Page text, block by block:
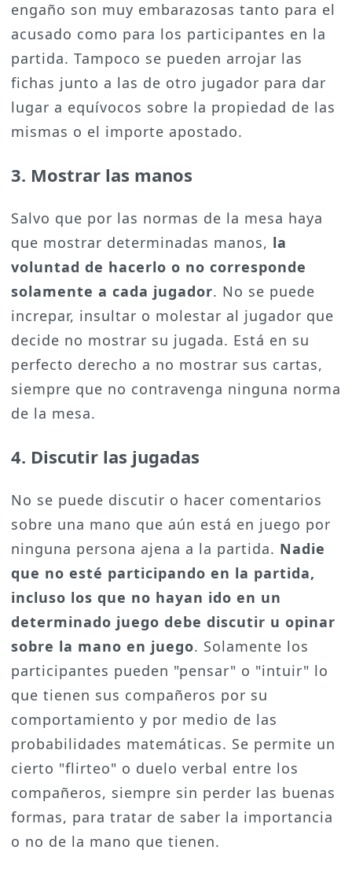
engaño son muy embarazosas tanto para el
acusado como para los participantes en la
partida. Tampoco se pueden arrojar las
fichas junto a las de otro jugador para dar
lugar a equívocos sobre la propiedad de las
mismas o el importe apostado.
3. Mostrar las manos
Salvo que por las normas de la mesa haya
que mostrar determinadas manos, la
voluntad de hacerlo o no corresponde
solamente a cada jugador. No se puede
increpar, insultar o molestar al jugador que
decide no mostrar su jugada. Está en su
perfecto derecho a no mostrar sus cartas,
siempre que no contravenga ninguna norma
de la mesa.
4. Discutir las jugadas
No se puede discutir o hacer comentarios
sobre una mano que aún está en juego por
ninguna persona ajena a la partida. Nadie
que no esté participando en la partida,
incluso los que no hayan ido en un
determinado juego debe discutir u opinar
sobre la mano en juego. Solamente los
participantes pueden "pensar" o "intuir" lo
que tienen sus compañeros por su
comportamiento y por medio de las
probabilidades matemáticas. Se permite un
cierto "flirteo" o duelo verbal entre los
compañeros, siempre sin perder las buenas
formas, para tratar de saber la importancia
o no de la mano que tienen.